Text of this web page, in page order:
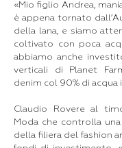
«Mio figlio Andrea,
è appena tornato
della lana, e siamo
coltivato con poca
abbiamo anche
verticali di Planet
denim col 90% di acqua
Claudio Rovere al
Moda che controlla
della filiera del fashion